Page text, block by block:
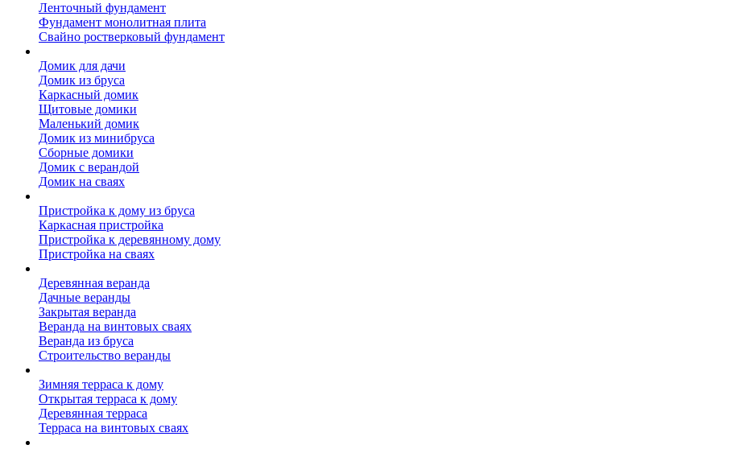
Ленточный фундамент
Фундамент монолитная плита
Свайно ростверковый фундамент
Домик для дачи
Домик из бруса
Каркасный домик
Щитовые домики
Маленький домик
Домик из минибруса
Сборные домики
Домик с верандой
Домик на сваях
Пристройка к дому из бруса
Каркасная пристройка
Пристройка к деревянному дому
Пристройка на сваях
Деревянная веранда
Дачные веранды
Закрытая веранда
Веранда на винтовых сваях
Веранда из бруса
Строительство веранды
Зимняя терраса к дому
Открытая терраса к дому
Деревянная терраса
Терраса на винтовых сваях